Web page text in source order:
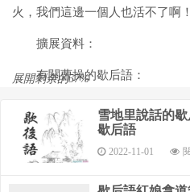
火，我們這邊一個人也活不了啊
擴展資料：
有關曹操的歇后語：
1、曹操背時遇蔣干，胡豆
了
2、曹操戰宛城——大敗而逃
3、曹操吃雞肋——食之無味
展開剩余的57%
雪地里說話的
歇后語
2022-11-01